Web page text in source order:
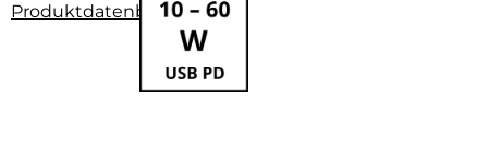
Produktdatenblatt